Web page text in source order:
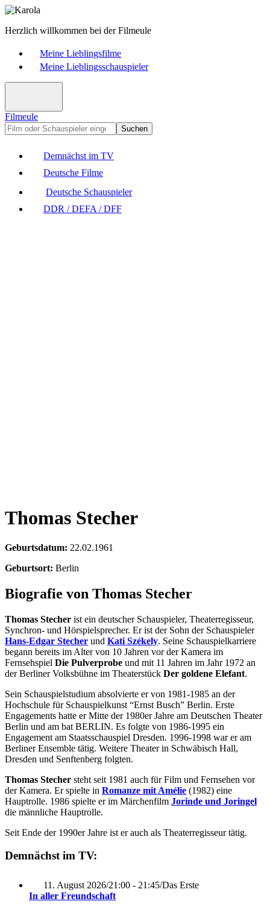
Herzlich willkommen bei der Filmeule
Meine Lieblingsfilme
Meine Lieblingsschauspieler
Filmeule
Suchen
Demnächst im TV
Deutsche Filme
Deutsche Schauspieler
DDR / DEFA / DFF
Thomas Stecher
Geburtsdatum: 22.02.1961
Geburtsort: Berlin
Biografie von Thomas Stecher
Thomas Stecher ist ein deutscher Schauspieler, Theaterregisseur,
Synchron- und Hörspielsprecher. Er ist der Sohn der Schauspieler
Hans-Edgar Stecher und Kati Székely. Seine Schauspielkarriere
begann bereits im Alter von 10 Jahren vor der Kamera im
Fernsehspiel Die Pulverprobe und mit 11 Jahren im Jahr 1972 an
der Berliner Volksbühne im Theaterstück Der goldene Elefant.
Sein Schauspielstudium absolvierte er von 1981-1985 an der
Hochschule für Schauspielkunst “Ernst Busch” Berlin. Erste
Engagements hatte er Mitte der 1980er Jahre am Deutschen Theater
Berlin und am bat BERLIN. Es folgte von 1986-1995 ein
Engagement am Staatsschauspiel Dresden. 1996-1998 war er am
Berliner Ensemble tätig. Weitere Theater in Schwäbisch Hall,
Dresden und Senftenberg folgten.
Thomas Stecher steht seit 1981 auch für Film und Fernsehen vor
der Kamera. Er spielte in Romanze mit Amélie (1982) eine
Hauptrolle. 1986 spielte er im Märchenfilm Jorinde und Joringel
die männliche Hauptrolle.
Seit Ende der 1990er Jahre ist er auch als Theaterregisseur tätig.
Demnächst im TV:
11. August 2026/21:00 - 21:45/Das Erste
In aller Freundschaft